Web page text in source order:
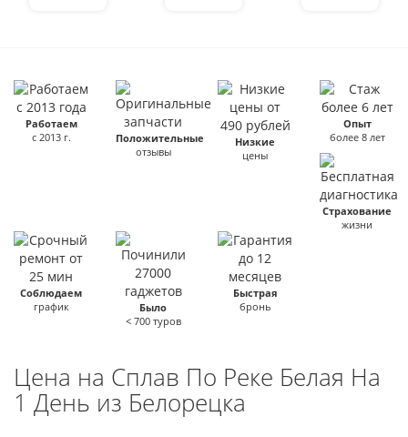
Работаем
с 2013 г.
Положительные
отзывы
Низкие
цены
Опыт
более 8 лет
Страхование
жизни
Соблюдаем
график
Было
< 700 туров
Быстрая
бронь
Цена на Сплав По Реке Белая На
1 День из Белорецка